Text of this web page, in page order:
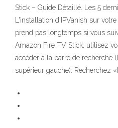
Stick – Guide Détaillé. Les 5
L'installation d'IPVanish sur
prend pas longtemps si vous
Amazon Fire TV Stick, utilisez
accéder à la barre de recherche
supérieur gauche). Recherchez